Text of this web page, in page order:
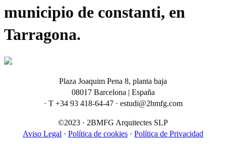
municipio de constanti, en
Tarragona.
Plaza Joaquim Pena 8, planta baja
08017 Barcelona | España
· T +34 93 418-64-47 · estudi@2bmfg.com
©2023 · 2BMFG Arquitectes SLP
Aviso Legal · Política de cookies · Política de Privacidad